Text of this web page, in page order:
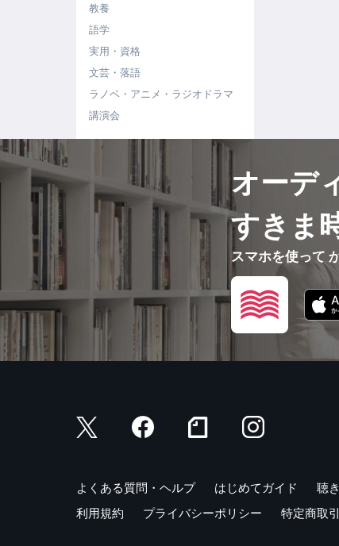
教養
語学
実用・資格
文芸・落語
ラノベ・アニメ・ラジオドラマ
講演会
オーデ
すきま
スマホを使って
よくある質問・ヘルプ はじめてガイド 聴
利用規約
プライバシーポリシー 特定商取